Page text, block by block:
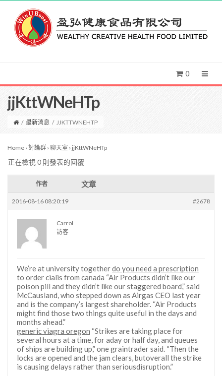
0
jjKttWNeHTp
/ 最新消息 / JJKTTWNEHTP
Home › 討論群 › 聊天室 › jjKttWNeHTp
正在檢視 0 則發表的回覆
作者 文章
2016-08-16 08:20:19 #2678
Carrol
訪客
We’re at university togetherdo you need a prescription
to order cialis from canada “Air Products didn’t like our
poison pill and they didn’t like our staggered board,” said
McCausland, who stepped down as Airgas CEO last year
and is the company’s largest shareholder. “Air Products
might find those two things quite useful in the days and
months ahead.”
generic viagra oregon “Strikes are taking place for
several hours at a time, for aday or half day, and queues
of ships are building up,” one graintrader said. “Then the
locks are opened and the jam clears, butoverall the strike
is causing delays rather than seriousdisruption.”